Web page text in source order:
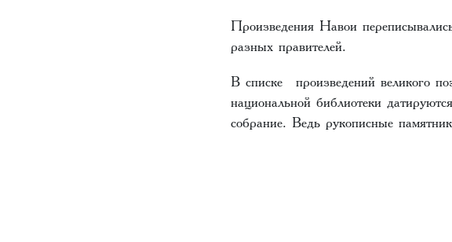
Произведения Навои
разных правителей.
В списке произведений великого
национальной библиотеки
собрание. Ведь рукописные